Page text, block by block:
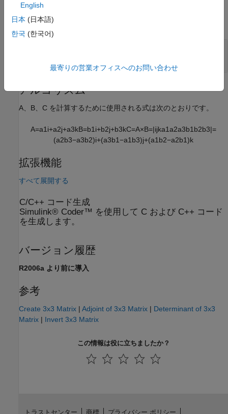
Output
すべて展開する
アルゴリズム
A、B、C を計算するために使用される式は次のとおりです。
A=a1 i+a2j+a3kB=b1 i+b2j+b3kC=A×B=|ijka1a2a3b1 b2b3|=
(a2b3−a3b2)i+(a3b1−a1 b3)j+(a1 b2−a2b1)k
拡張機能
すべて展開する
C/C++ コード生成
Simulink® Coder™ を使用して C および C++ コード
を生成します。
バージョン履歴
R2006a より前に導入
参考
Create 3x3 Matrix | Adjoint of 3x3 Matrix | Determinant of 3x3
Matrix | Invert 3x3 Matrix
この情報は役に立ちましたか？
English
日本 (日本語)
한국 (한국어)
最寄りの営業オフィスへのお問い合わせ
トラストセンター 商標 プライバシー ポリシー